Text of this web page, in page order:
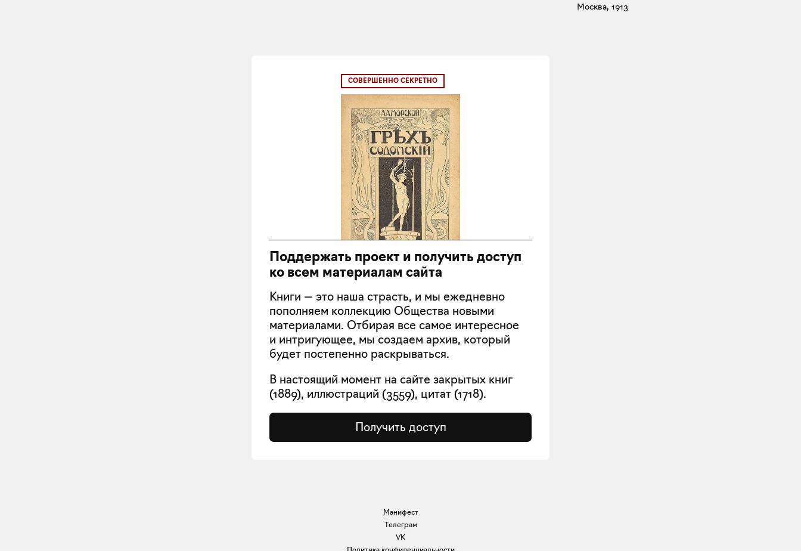
Москва, 1913
СОВЕРШЕННО СЕКРЕТНО
Поддержать проект и получить доступ
ко всем материалам сайта
Книги — это наша страсть, и мы ежедневно
пополняем коллекцию Общества новыми
материалами. Отбирая все самое интересное
и интригующее, мы создаем архив, который
будет постепенно раскрываться.
В настоящий момент на сайте закрытых книг
(1889), иллюстраций (3559), цитат (1718).
Получить доступ
Манифест
Телеграм
VK